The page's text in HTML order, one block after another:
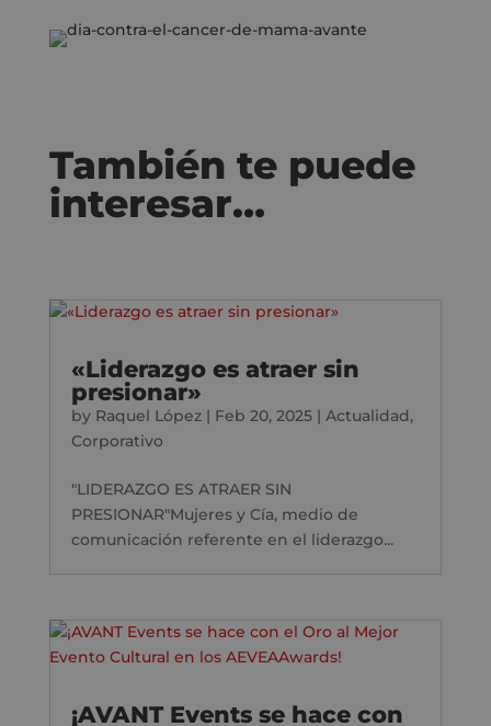
También te puede
interesar…
«Liderazgo es atraer sin
presionar»
by Raquel López| Feb 20, 2025| Actualidad,
Corporativo
"LIDERAZGO ES ATRAER SIN
PRESIONAR"Mujeres y Cía, medio de
comunicación referente en el liderazgo...
¡AVANT Events se hace con